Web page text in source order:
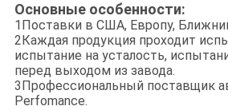
Основные особенности:
1Поставки в США, Европу,
2Каждая продукция проходит
испытание на усталость,
перед выходом из завода.
3Профессиональный поставщик
Perfomance.